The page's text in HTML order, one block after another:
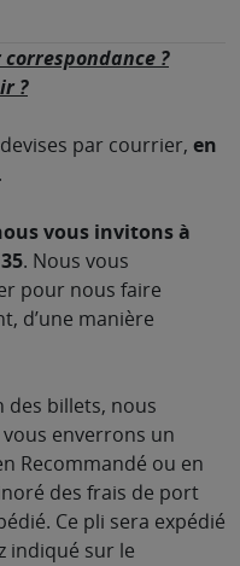
?
?
par courrier, en
.
vous invitons à
. Nous vous
pour nous faire
d’une manière
des billets, nous
enverrons un
Recommandé ou en
des frais de port
Ce pli sera expédié
indiqué sur le